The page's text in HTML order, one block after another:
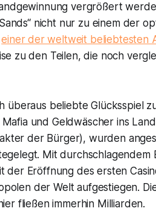
vergrößert
nicht nur zu einem der
einer der weltweit beliebtesten
zu den Teilen, die noch
überaus beliebte Glücksspiel
und Geldwäscher ins
der Bürger), wurden
Mit durchschlagendem
der Eröffnung des ersten
der Welt aufgestiegen.
fließen immerhin Milliarden.